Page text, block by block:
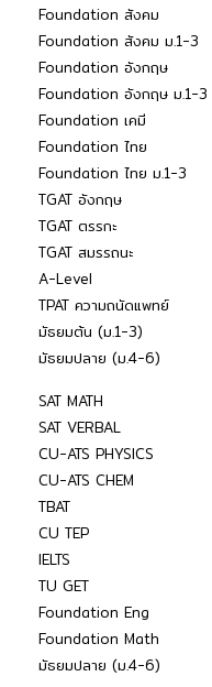
Foundation สังคม
Foundation สังคม ม.1-3
Foundation อังกฤษ
Foundation อังกฤษ ม.1-3
Foundation เคมี
Foundation ไทย
Foundation ไทย ม.1-3
TGAT อังกฤษ
TGAT ตรรกะ
TGAT สมรรถนะ
A-Level
TPAT ความถนัดแพทย์
มัธยมต้น (ม.1-3)
มัธยมปลาย (ม.4-6)
SAT MATH
SAT VERBAL
CU-ATS PHYSICS
CU-ATS CHEM
TBAT
CU TEP
IELTS
TU GET
Foundation Eng
Foundation Math
มัธยมปลาย (ม.4-6)